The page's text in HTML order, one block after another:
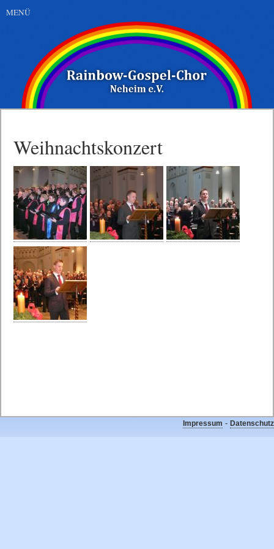
MENÜ
Weihnachtskonzert
Impressum - Datenschutz